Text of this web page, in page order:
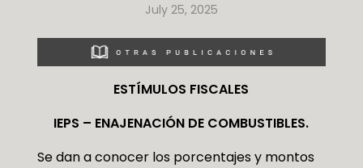
July 25, 2025
ESTÍMULOS FISCALES
IEPS – ENAJENACIÓN DE COMBUSTIBLES.
Se dan a conocer los porcentajes y montos